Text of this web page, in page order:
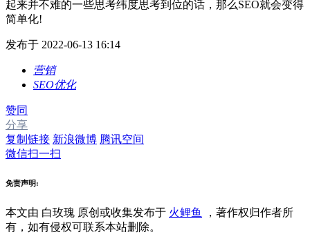
起来并不难的一些思考纬度思考到位的话，那么SEO就会变得
简单化!
发布于 2022-06-13 16:14
营销
SEO优化
赞同
分享
复制链接 新浪微博 腾讯空间
微信扫一扫
免责声明:
本文由 白玫瑰 原创或收集发布于 火鲤鱼
，著作权归作者所
有，如有侵权可联系本站删除。